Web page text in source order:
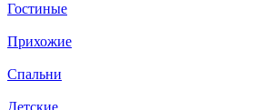
Гостиные
Прихожие
Спальни
Детские